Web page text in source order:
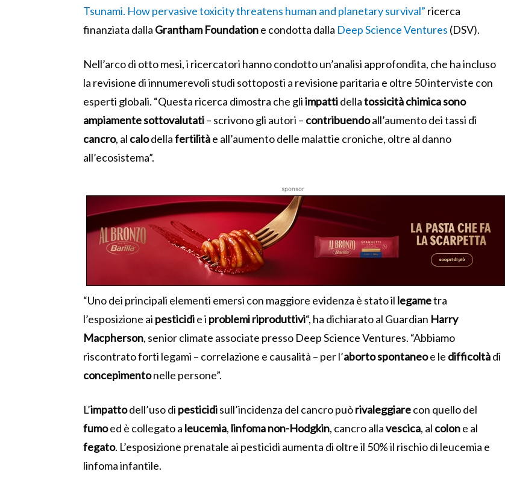
Tsunami. How pervasive toxicity threatens human and planetary survival” ricerca
finanziata dalla Grantham Foundatione condotta dalla Deep Science Ventures (DSV).
Nell’arco di otto mesi, i ricercatori hanno condotto un’analisi approfondita, che ha incluso
la revisione di innumerevoli studi sottoposti a revisione paritaria e oltre 50 interviste con
esperti globali. “Questa ricerca dimostra che gliimpattidellatossicità chimica sono
ampiamente sottovalutati– scrivono gli autori – contribuendoall’aumento dei tassi di
cancro, al calodellafertilitàe all’aumento delle malattie croniche, oltre al danno
all’ecosistema”.
sponsor
“Uno dei principali elementi emersi con maggiore evidenza è stato il legametra
l’esposizione ai pesticidie i problemiriproduttivi“, ha dichiarato al Guardian Harry
Macpherson, senior climate associate presso Deep Science Ventures. “Abbiamo
riscontrato forti legami – correlazione e causalità – per l’abortospontaneoe le difficoltàdi
concepimentonelle persone”.
L’impattodell’uso di pesticidisull’incidenza del cancro puòrivaleggiarecon quello del
fumoed è collegato a leucemia, linfoma non-Hodgkin, cancro allavescica, al colone al
fegato. L’esposizione prenatale ai pesticidi aumenta di oltre il 50% il rischio di leucemia e
linfoma infantile.